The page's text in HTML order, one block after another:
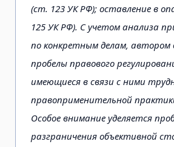
(ст. 123 УК РФ); оставление в
125 УК РФ). С учетом анализа
по конкретным делам,
пробелы правового
имеющиеся в связи с ними
правоприменительной
Особое внимание уделяется
разграничения объективной